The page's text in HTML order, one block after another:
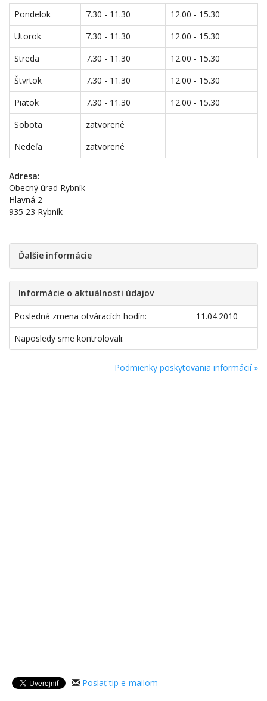
Pondelok 7.30 - 11.30
12.00 - 15.30
Utorok
7.30 - 11.30
12.00 - 15.30
Streda
7.30 - 11.30
12.00 - 15.30
Štvrtok
7.30 - 11.30
12.00 - 15.30
Piatok
7.30 - 11.30
12.00 - 15.30
Sobota
zatvorené
Nedeľa
zatvorené
Adresa:
Obecný úrad Rybník
Hlavná 2
935 23 Rybník
Ďalšie informácie
Informácie o aktuálnosti údajov
Posledná zmena otváracích hodín:
11.04.2010
Naposledy sme kontrolovali:
Podmienky poskytovania informácií »
Poslať tip e-mailom